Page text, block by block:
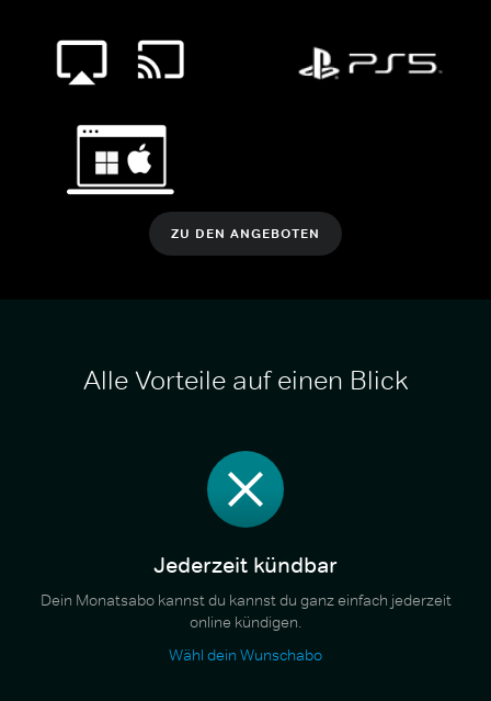
ZU DEN ANGEBOTEN
Alle Vorteile auf einen Blick
Jederzeit kündbar
Dein Monatsabo kannst du kannst du ganz einfach jederzeit
online kündigen.
Wähl dein Wunschabo